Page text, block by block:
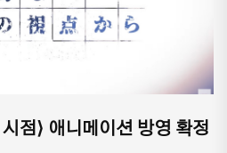
점⟩ 애니메이션 방영 확정